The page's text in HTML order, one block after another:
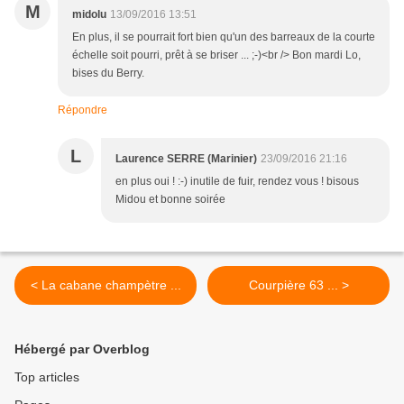
M midolu 13/09/2016 13:51
En plus, il se pourrait fort bien qu'un des barreaux de la courte
échelle soit pourri, prêt à se briser ... ;-)<br /> Bon mardi Lo,
bises du Berry.
Répondre
L Laurence SERRE (Marinier) 23/09/2016 21:16
en plus oui ! :-) inutile de fuir, rendez vous ! bisous
Midou et bonne soirée
< La cabane champètre ... Courpière 63 ... >
Hébergé par Overblog
Top articles